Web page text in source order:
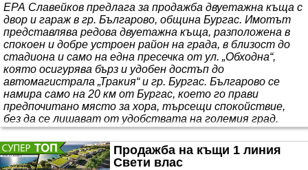
ЕРА Славейков предлага за продажба двуетажна къща с
двор и гараж в гр. Българово, община Бургас. Имотът
представлява редова двуетажна къща, разположена в
спокоен и добре устроен район на града, в близост до
стадиона и само на една пресечка от ул. „Обходна“,
която осигурява бърз и удобен достъп до
автомагистрала „Тракия“ и гр. Бургас. Българово се
намира само на 20 км от Бургас, което го прави
предпочитано място за хора, търсещи спокойствие,
без да се лишават от удобствата на големия град.
Къщата се продава заедно с 510 кв.м собствено дворно
място и гараж, които допринасят за удобст..
Продажба на къщи 1 линия
Свети влас